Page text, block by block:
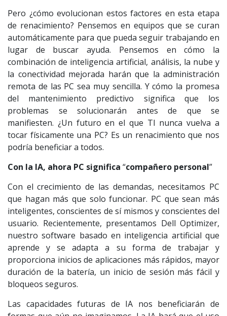
Pero ¿cómo evolucionan estos factores en esta etapa
de renacimiento? Pensemos en equipos que se curan
automáticamente para que pueda seguir trabajando en
lugar de buscar ayuda. Pensemos en cómo la
combinación de inteligencia artificial, análisis, la nube y
la conectividad mejorada harán que la administración
remota de las PC sea muy sencilla. Y cómo la promesa
del mantenimiento predictivo significa que los
problemas se solucionarán antes de que se
manifiesten. ¿Un futuro en el que TI nunca vuelva a
tocar físicamente una PC? Es un renacimiento que nos
podría beneficiar a todos.
Con la IA, ahora PC significa “compañero personal”
Con el crecimiento de las demandas, necesitamos PC
que hagan más que solo funcionar. PC que sean más
inteligentes, conscientes de sí mismos y conscientes del
usuario. Recientemente, presentamos Dell Optimizer,
nuestro software basado en inteligencia artificial que
aprende y se adapta a su forma de trabajar y
proporciona inicios de aplicaciones más rápidos, mayor
duración de la batería, un inicio de sesión más fácil y
bloqueos seguros.
Las capacidades futuras de IA nos beneficiarán de